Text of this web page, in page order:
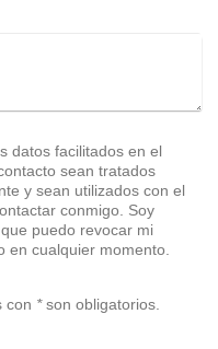
datos facilitados en el
sean tratados
con el
conmigo. Soy
puedo revocar mi
en cualquier momento.
con *son obligatorios.